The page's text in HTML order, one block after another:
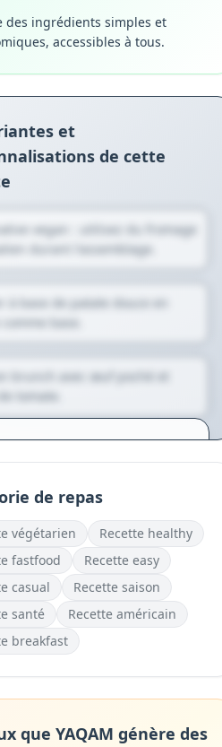
des ingrédients simples et
accessibles à tous.
et
de cette
vegan : utilisez du fromage
durant l'assemblage.
à base de patate douce en
base.
brunch avec œuf poché et
tomate.
Créez votre compte pour
générer des variantes
suggestions exclusives.
Je crée mon compte
gratuitement
de repas
végétarien Recette healthy
fastfood Recette easy
casual Recette saison
santé Recette américain
breakfast
que YAQAM génère des